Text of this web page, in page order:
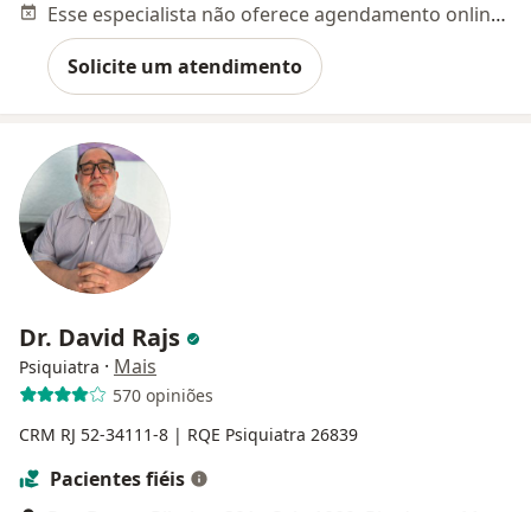
Esse especialista não oferece agendamento online para esse endereço.
Solicite um atendimento
Dr. David Rajs
Psiquiatra · Mais
570 opiniões
CRM RJ 52-34111-8 | RQE Psiquiatra 26839
Pacientes fiéis